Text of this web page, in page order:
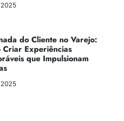
do Cliente no Varejo:
Criar Experiências
que Impulsionam